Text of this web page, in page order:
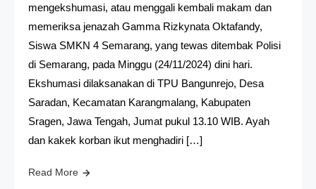
mengekshumasi, atau menggali kembali makam dan
memeriksa jenazah Gamma Rizkynata Oktafandy,
Siswa SMKN 4 Semarang, yang tewas ditembak Polisi
di Semarang, pada Minggu (24/11/2024) dini hari.
Ekshumasi dilaksanakan di TPU Bangunrejo, Desa
Saradan, Kecamatan Karangmalang, Kabupaten
Sragen, Jawa Tengah, Jumat pukul 13.10 WIB. Ayah
dan kakek korban ikut menghadiri […]
Read More